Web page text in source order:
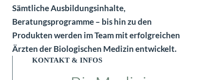
Sämtliche Ausbildungsinhalte,
Beratungsprogramme – bis hin zu den
Produkten werden im Team mit erfolgreichen
Ärzten der Biologischen Medizin entwickelt.
KONTAKT & INFOS